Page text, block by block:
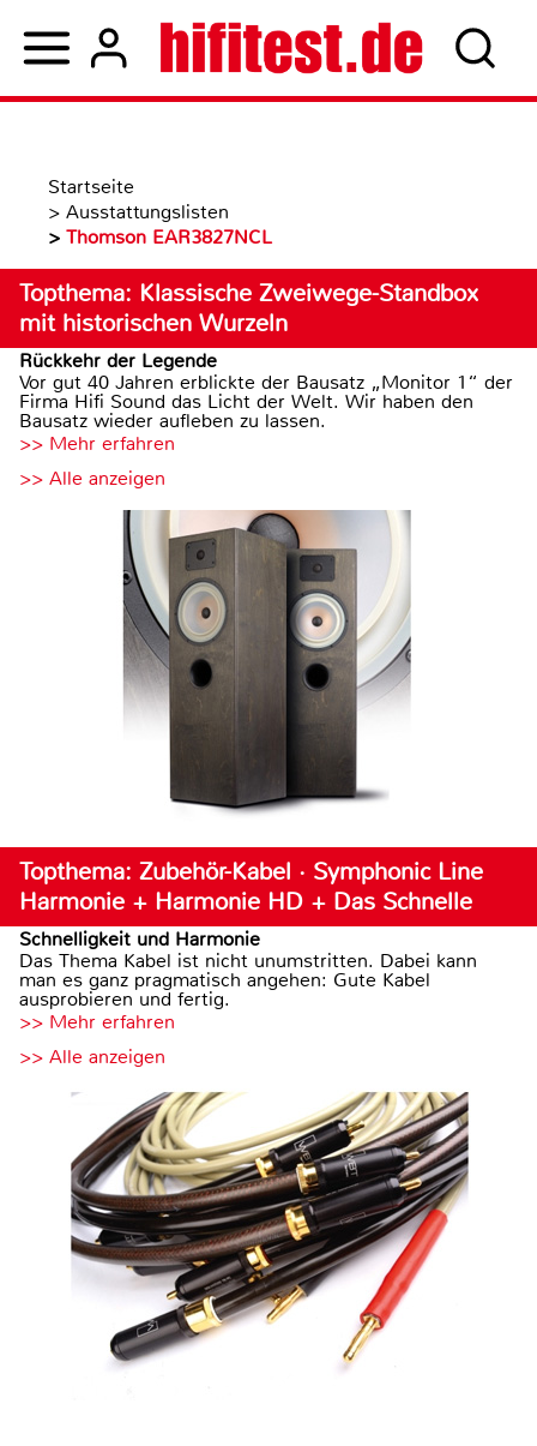
Startseite
> Ausstattungslisten
> Thomson EAR3827NCL
Topthema: Klassische Zweiwege-Standbox
mit historischen Wurzeln
Rückkehr der Legende
Vor gut 40 Jahren erblickte der Bausatz „Monitor 1“ der
Firma Hifi Sound das Licht der Welt. Wir haben den
Bausatz wieder aufleben zu lassen.
>> Mehr erfahren
>> Alle anzeigen
Topthema: Zubehör-Kabel · Symphonic Line
Harmonie + Harmonie HD + Das Schnelle
Schnelligkeit und Harmonie
Das Thema Kabel ist nicht unumstritten. Dabei kann
man es ganz pragmatisch angehen: Gute Kabel
ausprobieren und fertig.
>> Mehr erfahren
>> Alle anzeigen